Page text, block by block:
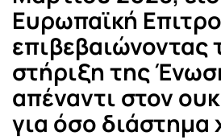
Ευρωπαϊκή
επιβεβαιώνοντας
στήριξη της
απέναντι στον
για όσο διάστημα